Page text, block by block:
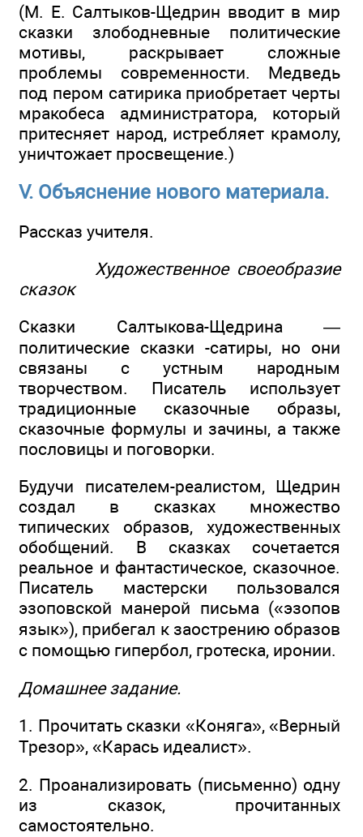
(М. Е. Салтыков-Щедрин вводит в мир
сказки злободневные политические
мотивы, раскрывает сложные
проблемы современности. Медведь
под пером сатирика приобретает черты
мракобеса администратора, который
притесняет народ, истребляет крамолу,
уничтожает просвещение.)
V. Объяснение нового материала.
Рассказ учителя.
Художественное своеобразие
сказок
Сказки Салтыкова-Щедрина —
политические сказки -сатиры, но они
связаны с устным народным
творчеством. Писатель использует
традиционные сказочные образы,
сказочные формулы и зачины, а также
пословицы и поговорки.
Будучи писателем-реалистом, Щедрин
создал в сказках множество
типических образов, художественных
обобщений. В сказках сочетается
реальное и фантастическое, сказочное.
Писатель мастерски пользовался
эзоповской манерой письма («эзопов
язык»), прибегал к заострению образов
с помощью гипербол, гротеска, иронии.
Домашнее задание.
1. Прочитать сказки «Коняга», «Верный
Трезор», «Карась идеалист».
2. Проанализировать (письменно) одну
из сказок, прочитанных
самостоятельно.